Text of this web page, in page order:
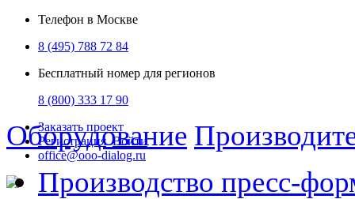
Телефон в Москве
8 (495) 788 72 84
Бесплатный номер для регионов
8 (800) 333 17 90
Заказать проект
Регистрация Войти
office@ooo-dialog.ru
Оборудование
Производство пресс-